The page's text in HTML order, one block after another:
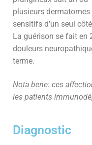
plusieurs dermatomes
sensitifs d’un seul
La guérison se fait en
douleurs
terme.
Nota bene: ces
les patients
Diagnostic